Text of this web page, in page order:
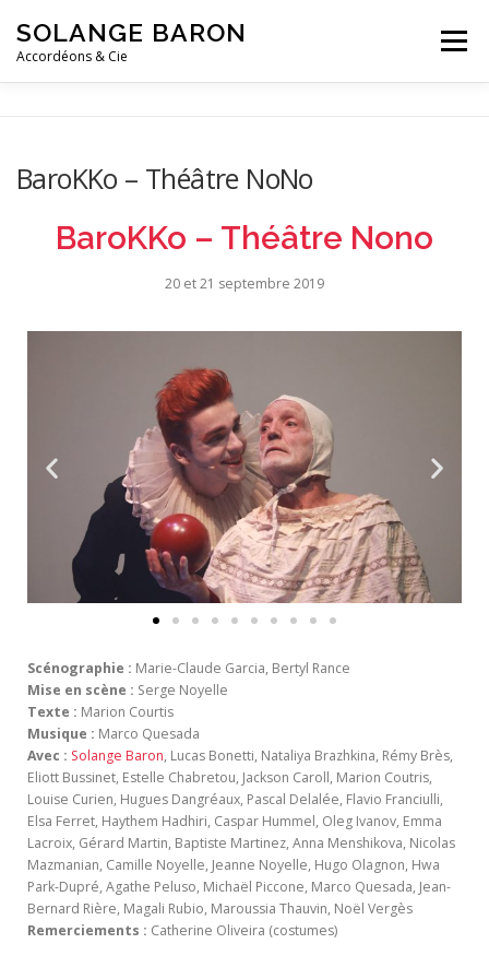
SOLANGE BARON
Accordéons & Cie
Menu
BaroKKo – Théâtre NoNo
BaroKKo – Théâtre Nono
20 et 21 septembre 2019
Scénographie : Marie-Claude Garcia, Bertyl Rance
Mise en scène : Serge Noyelle
Texte : Marion Courtis
Musique : Marco Quesada
Avec : Solange Baron, Lucas Bonetti, Nataliya Brazhkina, Rémy Brès,
Eliott Bussinet, Estelle Chabretou, Jackson Caroll, Marion Coutris,
Louise Curien, Hugues Dangréaux, Pascal Delalée, Flavio Franciulli,
Elsa Ferret, Haythem Hadhiri, Caspar Hummel, Oleg Ivanov, Emma
Lacroix, Gérard Martin, Baptiste Martinez, Anna Menshikova, Nicolas
Mazmanian, Camille Noyelle, Jeanne Noyelle, Hugo Olagnon, Hwa
Park-Dupré, Agathe Peluso, Michaël Piccone, Marco Quesada, Jean-
Bernard Rière, Magali Rubio, Maroussia Thauvin, Noël Vergès
Remerciements : Catherine Oliveira (costumes)